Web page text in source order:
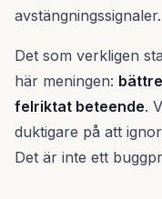
avstängningssignaler.
Det som verkligen
här meningen:
felriktat beteende.
duktigare på att
Det är inte ett